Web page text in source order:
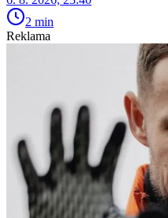
2 min
Reklama